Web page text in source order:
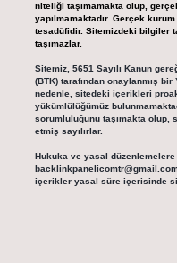
niteliği taşımamakta olup,
yapılmamaktadır. Gerçek
tesadüfidir. Sitemizdeki bilgiler
taşımazlar.
Sitemiz, 5651 Sayılı Kanun
(BTK) tarafından onaylanmış
nedenle, sitedeki içerikleri
yükümlülüğümüz
sorumluluğunu taşımakta olup,
etmiş sayılırlar.
Hukuka ve yasal
içerikler yasal süre içerisinde